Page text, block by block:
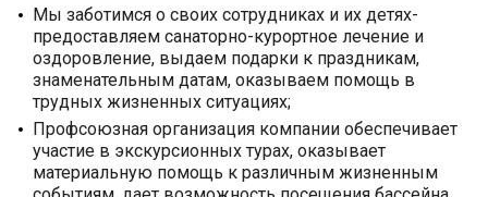
Мы заботимся о своих сотрудниках и их детях-
предоставляем санаторно-курортное лечение и
оздоровление, выдаем подарки к праздникам,
знаменательным датам, оказываем помощь в
трудных жизненных ситуациях;
Профсоюзная организация компании обеспечивает
участие в экскурсионных турах, оказывает
материальную помощь к различным жизненным